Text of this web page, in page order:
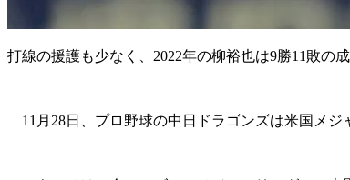
打線の援護も少なく、2022年の柳裕也は9勝11敗の
11月28日、プロ野球の中日ドラゴンズは米国メ